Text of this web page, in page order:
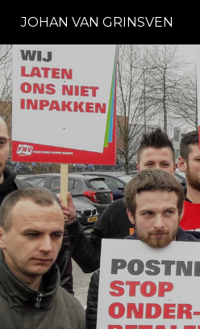
JOHAN VAN GRINSVEN